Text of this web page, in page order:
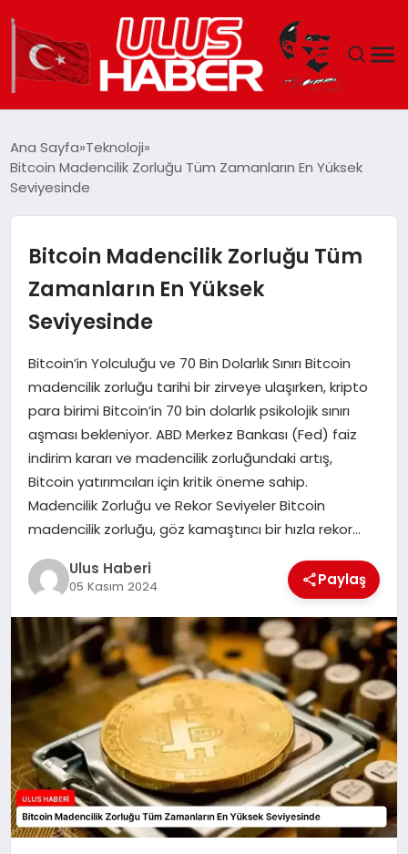
DÜNYA
TEKNOLOJI
EĞITIM
MAGAZIN
SPOR
YAŞAM
Ana Sayfa Teknoloji
Bitcoin Madencilik Zorluğu Tüm Zamanların En Yüksek
Seviyesinde
Bitcoin Madencilik Zorluğu Tüm
Zamanların En Yüksek
Seviyesinde
Bitcoin’in Yolculuğu ve 70 Bin Dolarlık Sınırı Bitcoin
madencilik zorluğu tarihi bir zirveye ulaşırken, kripto
para birimi Bitcoin’in 70 bin dolarlık psikolojik sınırı
aşması bekleniyor. ABD Merkez Bankası (Fed) faiz
indirim kararı ve madencilik zorluğundaki artış,
Bitcoin yatırımcıları için kritik öneme sahip.
Madencilik Zorluğu ve Rekor Seviyeler Bitcoin
madencilik zorluğu, göz kamaştırıcı bir hızla rekor…
Ulus Haberi
05 Kasım 2024 Paylaş